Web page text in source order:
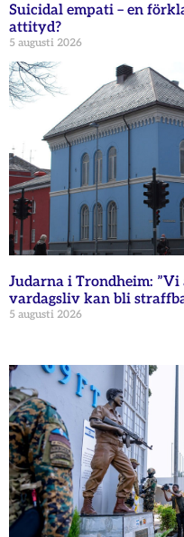
Suicidal empati – en
attityd?
5 augusti 2026
Judarna i Trondheim:
vardagsliv kan bli
5 augusti 2026